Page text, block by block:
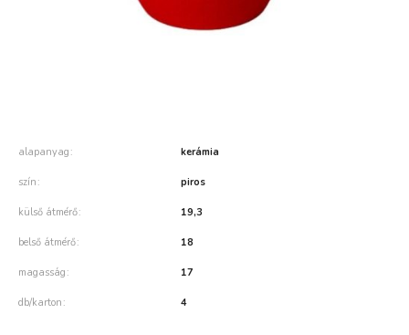
alapanyag kerámia
szín piros
külső átmérő 19,3
belső átmérő 18
magasság 17
db/karton 4